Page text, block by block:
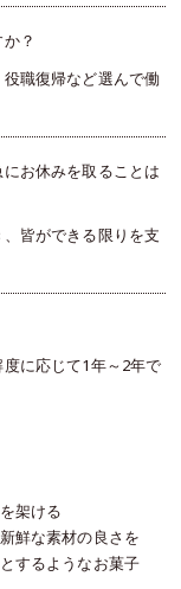
？
職復帰など選んで働
お休みを取ることは
皆ができる限りを支
に応じて1年～2年で
架ける
鮮な素材の良さを
するようなお菓子